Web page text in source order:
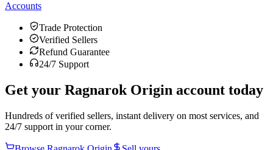
Accounts
Trade Protection
Verified Sellers
Refund Guarantee
24/7 Support
Get your Ragnarok Origin account today
Hundreds of verified sellers, instant delivery on most services, and
24/7 support in your corner.